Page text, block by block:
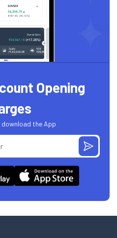
Opening
the App